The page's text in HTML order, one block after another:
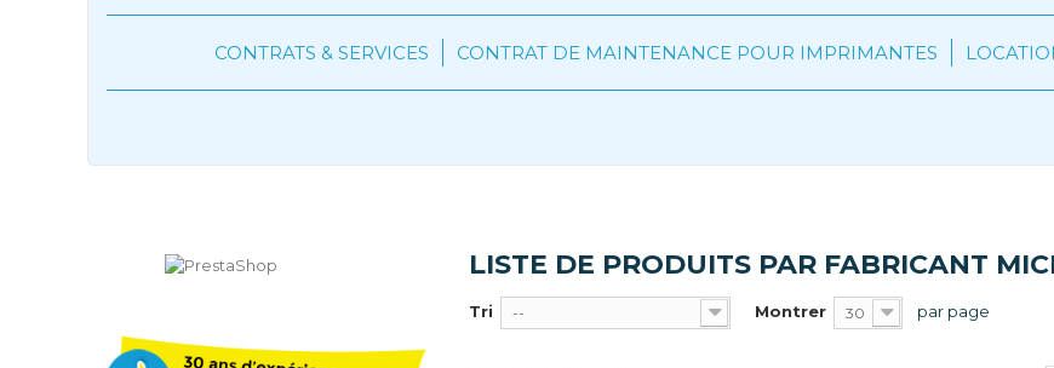
CONTRATS & SERVICES CONTRAT DE MAINTENANCE POUR IMPRIMANTES
LISTE DE PRODUITS PAR FABRICANT
Tri -- Montrer 30 par page